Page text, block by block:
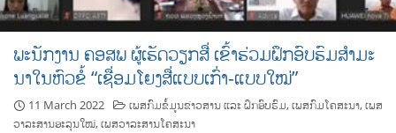
ພະນັກງານ ຄອສພ ຜູ້ເຮັດວຽກສື່ ເຂົ້າຮ່ວມຝຶກອົບຮົມສຳມະ
ນາໃນຫົວຂໍ້ “ເຊື່ອມໂຍງສື່ແບບເກົ່າ-ແບບໃໝ່”
11 March 2022 ເພສກົມຂໍ້ມູນຂ່າວສານ ແລະ ຝຶກອົບຮົມ,ເພສກົມໂຄສະນາ,ເພສ
ວາລະສານອະລຸນໃໝ່,ເພສວາລະສານໂຄສະນາ